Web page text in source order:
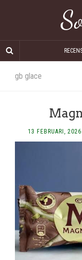
gb glace
13 FEBRUARI, 2026